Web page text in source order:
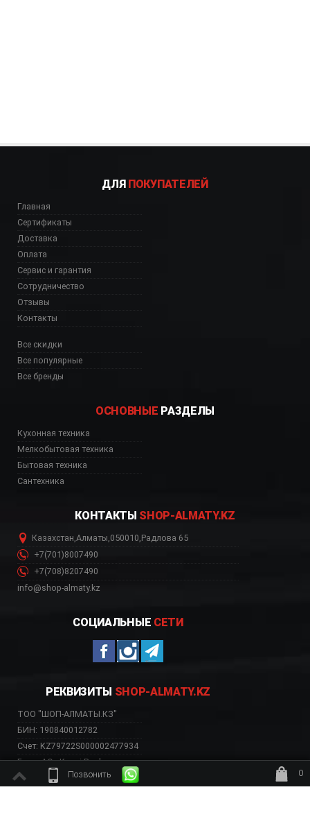
Позвонить
0
ждёт заказ
ДЛЯ ПОКУПАТЕЛЕЙ
Главная
Сертификаты
Доставка
Оплата
Сервис и гарантия
Сотрудничество
Отзывы
Контакты
Все скидки
Все популярные
Все бренды
ОСНОВНЫЕ РАЗДЕЛЫ
Кухонная техника
Мелкобытовая техника
Бытовая техника
Сантехника
КОНТАКТЫ SHOP-ALMATY.KZ
Казахстан,Алматы,050010,Радлова 65
+7(701)8007490
+7(708)8207490
info@shop-almaty.kz
СОЦИАЛЬНЫЕ СЕТИ
РЕКВИЗИТЫ SHOP-ALMATY.KZ
ТОО "ШОП-АЛМАТЫ.КЗ"
БИН: 190840012782
Счет: KZ79722S000002477934
Банк: АО «Kaspi Bank»
БИК: CASPKZKA